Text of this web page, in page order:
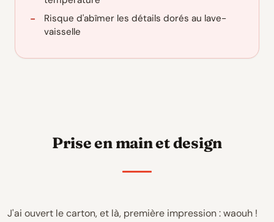
Risque d'abîmer les détails dorés au lave-
vaisselle
Prise en main et design
J'ai ouvert le carton, et là, première impression : waouh !